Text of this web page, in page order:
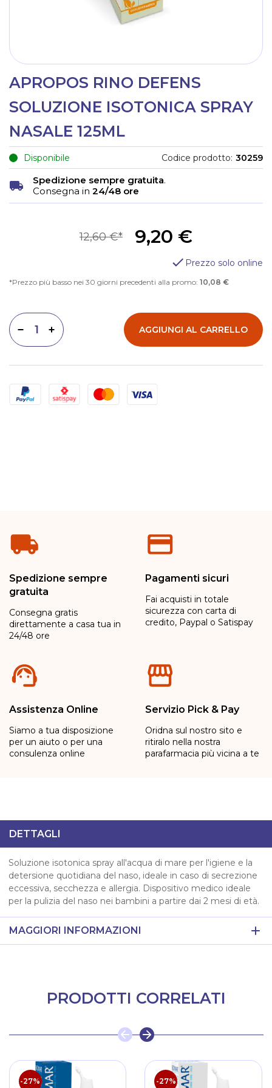
APROPOS RINO DEFENS
SOLUZIONE ISOTONICA SPRAY
NASALE 125ML
Disponibile Codice prodotto 30259
Spedizione sempre gratuita.
Consegna in 24/48 ore
9,20 €
12,60 €
Prezzo solo online
Prezzo più basso nei 30 giorni precedenti alla promo: 10,08 €
Aumenta quantità
Diminuisci quantità AGGIUNGI AL CARRELLO
Metodi di pagamento
Spedizione sempre
gratuita
Consegna gratis
direttamente a casa tua in
24/48 ore
Pagamenti sicuri
Fai acquisti in totale
sicurezza con carta di
credito, Paypal o Satispay
Assistenza Online
Siamo a tua disposizione
per un aiuto o per una
consulenza online
Servizio Pick & Pay
Oridna sul nostro sito e
ritiralo nella nostra
parafarmacia più vicina a te
DETTAGLI
Soluzione isotonica spray all'acqua di mare per l'igiene e la
detersione quotidiana del naso, ideale in caso di secrezione
eccessiva, secchezza e allergia. Dispositivo medico ideale
per la pulizia del naso nei bambini a partire dai 2 mesi di età.
MAGGIORI INFORMAZIONI
PRODOTTI CORRELATI
-27% -27%